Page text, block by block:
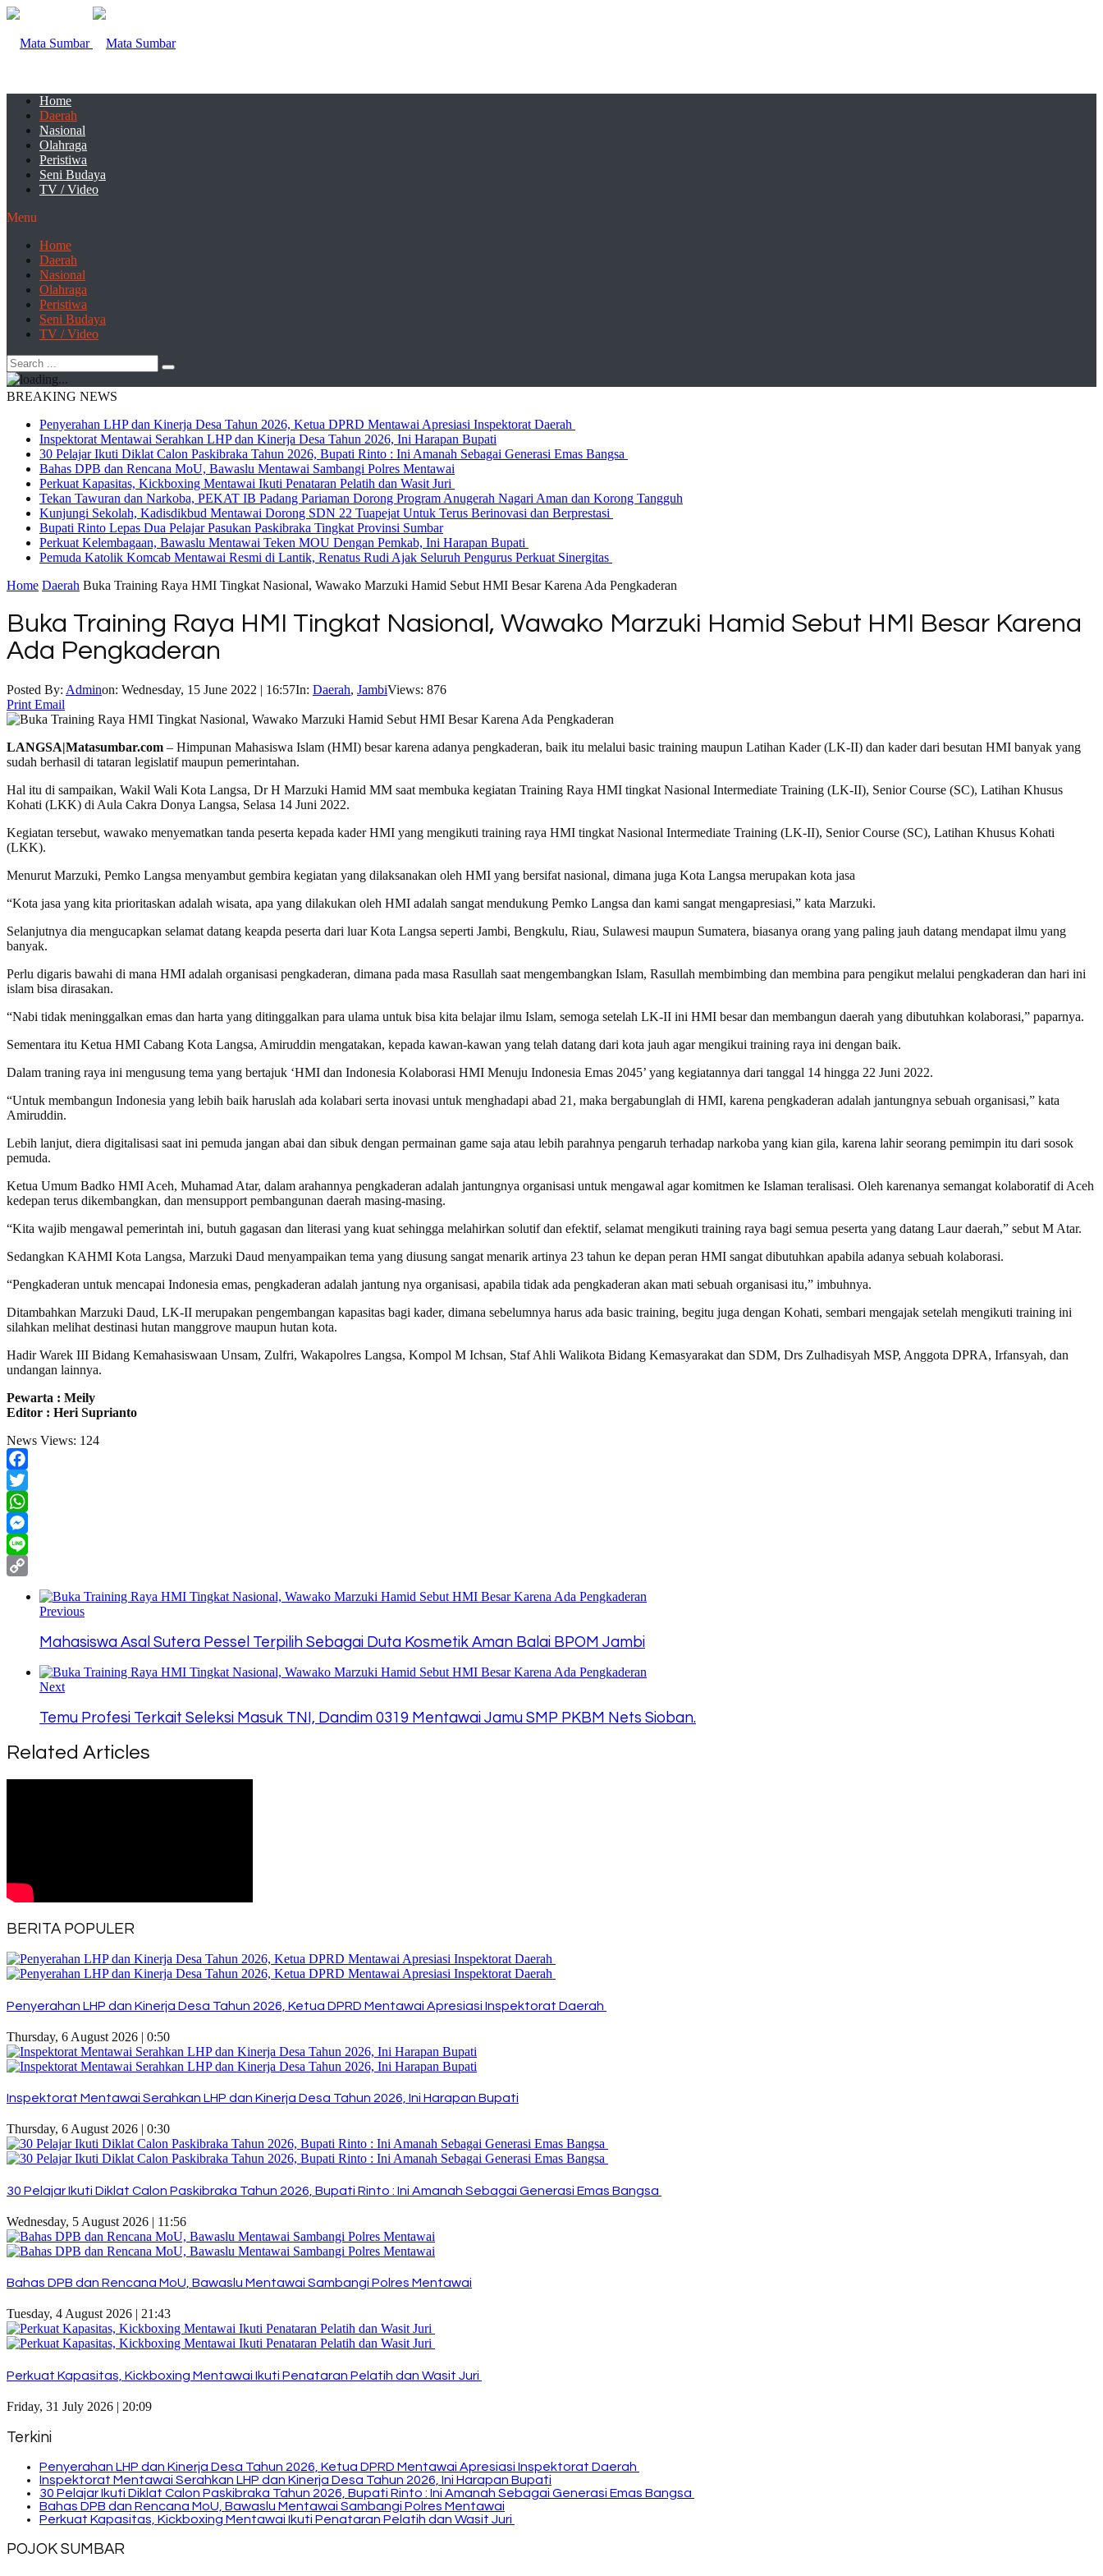
Home
Daerah
Nasional
Olahraga
Peristiwa
Seni Budaya
TV / Video
Menu
Home
Daerah
Nasional
Olahraga
Peristiwa
Seni Budaya
TV / Video
BREAKING NEWS
Penyerahan LHP dan Kinerja Desa Tahun 2026, Ketua DPRD Mentawai Apresiasi Inspektorat Daerah
Inspektorat Mentawai Serahkan LHP dan Kinerja Desa Tahun 2026, Ini Harapan Bupati
30 Pelajar Ikuti Diklat Calon Paskibraka Tahun 2026, Bupati Rinto : Ini Amanah Sebagai Generasi Emas Bangsa
Bahas DPB dan Rencana MoU, Bawaslu Mentawai Sambangi Polres Mentawai
Perkuat Kapasitas, Kickboxing Mentawai Ikuti Penataran Pelatih dan Wasit Juri
Tekan Tawuran dan Narkoba, PEKAT IB Padang Pariaman Dorong Program Anugerah Nagari Aman dan Korong Tangguh
Kunjungi Sekolah, Kadisdikbud Mentawai Dorong SDN 22 Tuapejat Untuk Terus Berinovasi dan Berprestasi
Bupati Rinto Lepas Dua Pelajar Pasukan Paskibraka Tingkat Provinsi Sumbar
Perkuat Kelembagaan, Bawaslu Mentawai Teken MOU Dengan Pemkab, Ini Harapan Bupati
Pemuda Katolik Komcab Mentawai Resmi di Lantik, Renatus Rudi Ajak Seluruh Pengurus Perkuat Sinergitas
Home Daerah Buka Training Raya HMI Tingkat Nasional, Wawako Marzuki Hamid Sebut HMI Besar Karena Ada Pengkaderan
Buka Training Raya HMI Tingkat Nasional, Wawako Marzuki Hamid Sebut HMI Besar Karena
Ada Pengkaderan
Posted By: Adminon: Wednesday, 15 June 2022 | 16:57In: Daerah, JambiViews: 876
Print Email
LANGSA|Matasumbar.com – Himpunan Mahasiswa Islam (HMI) besar karena adanya pengkaderan, baik itu melalui basic training maupun Latihan Kader (LK-II) dan kader dari besutan HMI banyak yang
sudah berhasil di tataran legislatif maupun pemerintahan.
Hal itu di sampaikan, Wakil Wali Kota Langsa, Dr H Marzuki Hamid MM saat membuka kegiatan Training Raya HMI tingkat Nasional Intermediate Training (LK-II), Senior Course (SC), Latihan Khusus
Kohati (LKK) di Aula Cakra Donya Langsa, Selasa 14 Juni 2022.
Kegiatan tersebut, wawako menyematkan tanda peserta kepada kader HMI yang mengikuti training raya HMI tingkat Nasional Intermediate Training (LK-II), Senior Course (SC), Latihan Khusus Kohati
(LKK).
Menurut Marzuki, Pemko Langsa menyambut gembira kegiatan yang dilaksanakan oleh HMI yang bersifat nasional, dimana juga Kota Langsa merupakan kota jasa
“Kota jasa yang kita prioritaskan adalah wisata, apa yang dilakukan oleh HMI adalah sangat mendukung Pemko Langsa dan kami sangat mengapresiasi,” kata Marzuki.
Selanjutnya dia mengucapkan selamat datang keapda peserta dari luar Kota Langsa seperti Jambi, Bengkulu, Riau, Sulawesi maupun Sumatera, biasanya orang yang paling jauh datang mendapat ilmu yang
banyak.
Perlu digaris bawahi di mana HMI adalah organisasi pengkaderan, dimana pada masa Rasullah saat mengembangkan Islam, Rasullah membimbing dan membina para pengikut melalui pengkaderan dan hari ini
islam bisa dirasakan.
“Nabi tidak meninggalkan emas dan harta yang ditinggalkan para ulama untuk bisa kita belajar ilmu Islam, semoga setelah LK-II ini HMI besar dan membangun daerah yang dibutuhkan kolaborasi,” paparnya.
Sementara itu Ketua HMI Cabang Kota Langsa, Amiruddin mengatakan, kepada kawan-kawan yang telah datang dari kota jauh agar mengikui training raya ini dengan baik.
Dalam traning raya ini mengusung tema yang bertajuk ‘HMI dan Indonesia Kolaborasi HMI Menuju Indonesia Emas 2045’ yang kegiatannya dari tanggal 14 hingga 22 Juni 2022.
“Untuk membangun Indonesia yang lebih baik haruslah ada kolabari serta inovasi untuk menghadapi abad 21, maka bergabunglah di HMI, karena pengkaderan adalah jantungnya sebuah organisasi,” kata
Amiruddin.
Lebih lanjut, diera digitalisasi saat ini pemuda jangan abai dan sibuk dengan permainan game saja atau lebih parahnya pengaruh terhadap narkoba yang kian gila, karena lahir seorang pemimpin itu dari sosok
pemuda.
Ketua Umum Badko HMI Aceh, Muhamad Atar, dalam arahannya pengkaderan adalah jantungnya organisasi untuk mengawal agar komitmen ke Islaman teralisasi. Oleh karenanya semangat kolaboratif di Aceh
kedepan terus dikembangkan, dan mensupport pembangunan daerah masing-masing.
“Kita wajib mengawal pemerintah ini, butuh gagasan dan literasi yang kuat sehingga melahirkan solutif dan efektif, selamat mengikuti training raya bagi semua peserta yang datang Laur daerah,” sebut M Atar.
Sedangkan KAHMI Kota Langsa, Marzuki Daud menyampaikan tema yang diusung sangat menarik artinya 23 tahun ke depan peran HMI sangat dibutuhkan apabila adanya sebuah kolaborasi.
“Pengkaderan untuk mencapai Indonesia emas, pengkaderan adalah jantung nya organisasi, apabila tidak ada pengkaderan akan mati sebuah organisasi itu,” imbuhnya.
Ditambahkan Marzuki Daud, LK-II merupakan pengembangan kapasitas bagi kader, dimana sebelumnya harus ada basic training, begitu juga dengan Kohati, sembari mengajak setelah mengikuti training ini
silahkan melihat destinasi hutan manggrove maupun hutan kota.
Hadir Warek III Bidang Kemahasiswaan Unsam, Zulfri, Wakapolres Langsa, Kompol M Ichsan, Staf Ahli Walikota Bidang Kemasyarakat dan SDM, Drs Zulhadisyah MSP, Anggota DPRA, Irfansyah, dan
undangan lainnya.
Pewarta : Meily
Editor : Heri Suprianto
News Views: 124
Facebook
Twitter
WhatsApp
Messenger
Line
Previous
Mahasiswa Asal Sutera Pessel Terpilih Sebagai Duta Kosmetik Aman Balai BPOM Jambi
Next
Temu Profesi Terkait Seleksi Masuk TNI, Dandim 0319 Mentawai Jamu SMP PKBM Nets Sioban.
Related Articles
BERITA POPULER
Penyerahan LHP dan Kinerja Desa Tahun 2026, Ketua DPRD Mentawai Apresiasi Inspektorat Daerah
Thursday, 6 August 2026 | 0:50
Inspektorat Mentawai Serahkan LHP dan Kinerja Desa Tahun 2026, Ini Harapan Bupati
Thursday, 6 August 2026 | 0:30
30 Pelajar Ikuti Diklat Calon Paskibraka Tahun 2026, Bupati Rinto : Ini Amanah Sebagai Generasi Emas Bangsa
Wednesday, 5 August 2026 | 11:56
Bahas DPB dan Rencana MoU, Bawaslu Mentawai Sambangi Polres Mentawai
Tuesday, 4 August 2026 | 21:43
Perkuat Kapasitas, Kickboxing Mentawai Ikuti Penataran Pelatih dan Wasit Juri
Friday, 31 July 2026 | 20:09
Terkini
Penyerahan LHP dan Kinerja Desa Tahun 2026, Ketua DPRD Mentawai Apresiasi Inspektorat Daerah
Inspektorat Mentawai Serahkan LHP dan Kinerja Desa Tahun 2026, Ini Harapan Bupati
30 Pelajar Ikuti Diklat Calon Paskibraka Tahun 2026, Bupati Rinto : Ini Amanah Sebagai Generasi Emas Bangsa
Bahas DPB dan Rencana MoU, Bawaslu Mentawai Sambangi Polres Mentawai
Perkuat Kapasitas, Kickboxing Mentawai Ikuti Penataran Pelatih dan Wasit Juri
POJOK SUMBAR